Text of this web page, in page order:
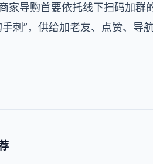
家导购首要依托线下扫码加群
手刺”，供给加老友、点赞、导